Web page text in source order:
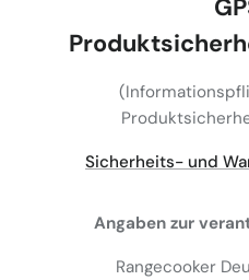
Sicherheits- und
Angaben zur
Rangecooker